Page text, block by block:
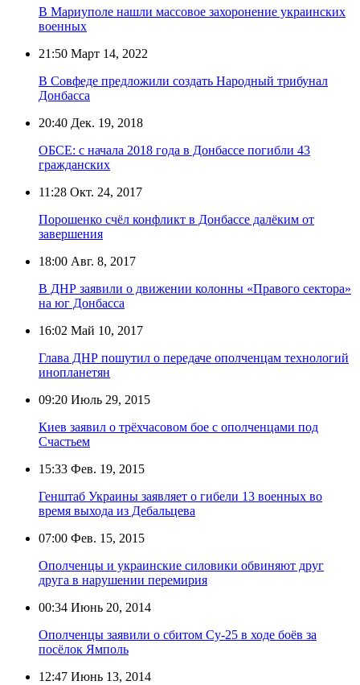
В Мариуполе нашли массовое захоронение украинских
военных
21:50 Март 14, 2022
В Совфеде предложили создать Народный трибунал
Донбасса
20:40 Дек. 19, 2018
ОБСЕ: с начала 2018 года в Донбассе погибли 43
гражданских
11:28 Окт. 24, 2017
Порошенко счёл конфликт в Донбассе далёким от
завершения
18:00 Авг. 8, 2017
В ДНР заявили о движении колонны «Правого сектора»
на юг Донбасса
16:02 Май 10, 2017
Глава ДНР пошутил о передаче ополченцам технологий
инопланетян
09:20 Июль 29, 2015
Киев заявил о трёхчасовом бое с ополченцами под
Счастьем
15:33 Фев. 19, 2015
Генштаб Украины заявляет о гибели 13 военных во
время выхода из Дебальцева
07:00 Фев. 15, 2015
Ополченцы и украинские силовики обвиняют друг
друга в нарушении перемирия
00:34 Июнь 20, 2014
Ополченцы заявили о сбитом Су-25 в ходе боёв за
посёлок Ямполь
12:47 Июнь 13, 2014